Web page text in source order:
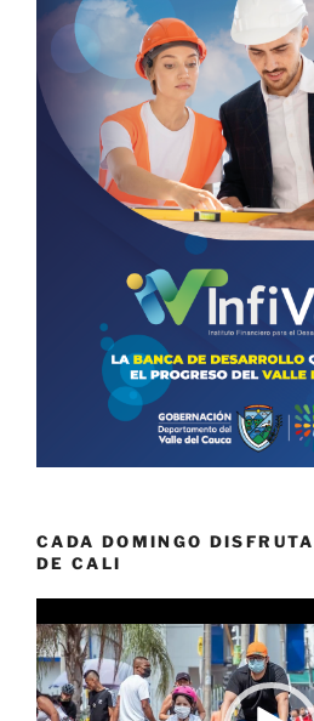
CADA DOMINGO
DE CALI
de
vídeo